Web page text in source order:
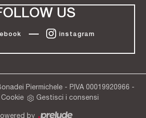
US
instagram
Piermichele - P.IVA 00019920966 -
Cookie Gestisci i consensi
by